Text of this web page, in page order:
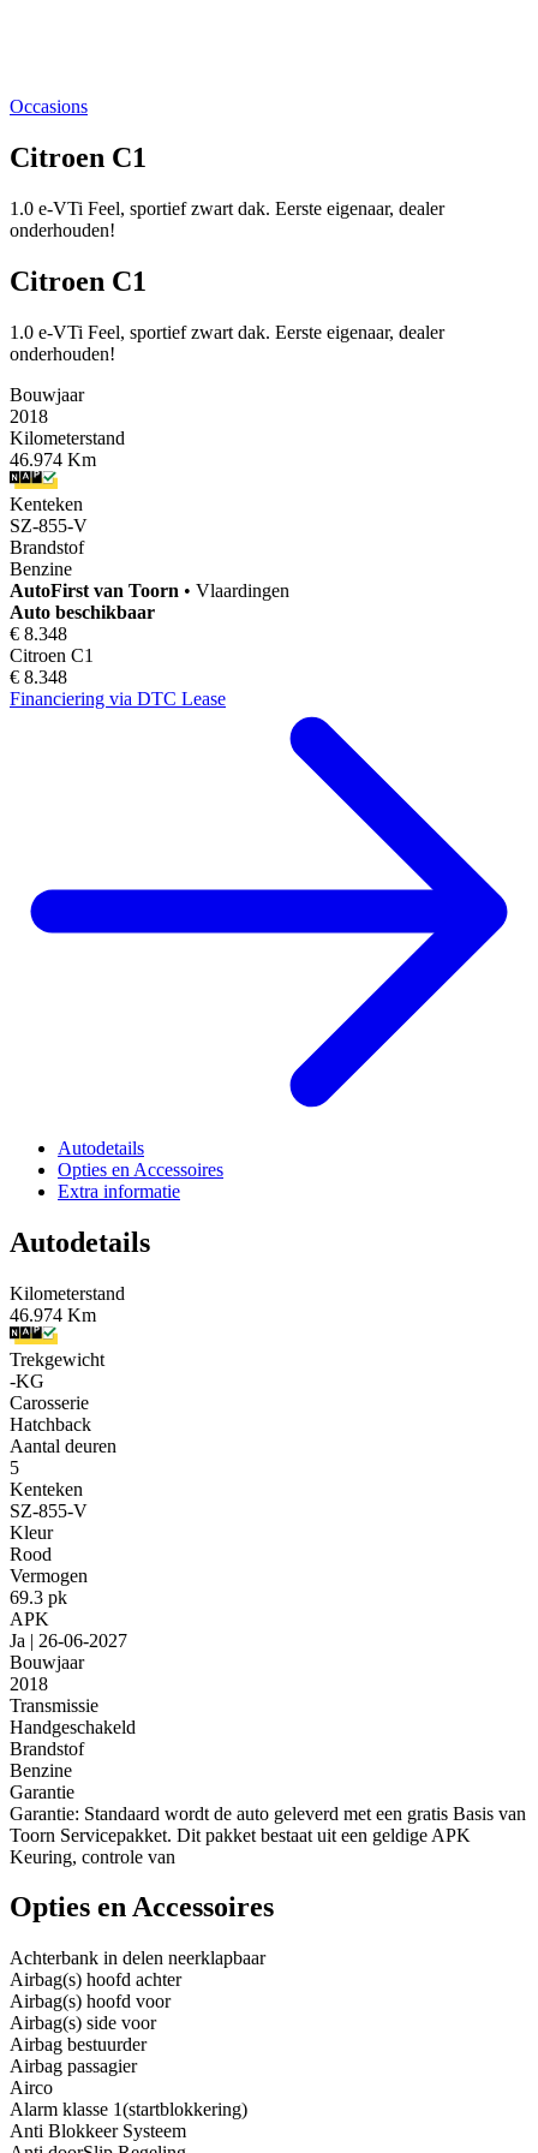
Occasions
Citroen C1
1.0 e-VTi Feel, sportief zwart dak. Eerste eigenaar, dealer
onderhouden!
Citroen C1
1.0 e-VTi Feel, sportief zwart dak. Eerste eigenaar, dealer
onderhouden!
Bouwjaar
2018
Kilometerstand
46.974 Km
Kenteken
SZ-855-V
Brandstof
Benzine
AutoFirst van Toorn • Vlaardingen
Auto beschikbaar
€ 8.348
Citroen C1
€ 8.348
Financiering via DTC Lease
Autodetails
Opties en Accessoires
Extra informatie
Autodetails
Kilometerstand
46.974 Km
Trekgewicht
-KG
Carosserie
Hatchback
Aantal deuren
5
Kenteken
SZ-855-V
Kleur
Rood
Vermogen
69.3 pk
APK
Ja | 26-06-2027
Bouwjaar
2018
Transmissie
Handgeschakeld
Brandstof
Benzine
Garantie
Garantie: Standaard wordt de auto geleverd met een gratis Basis van
Toorn Servicepakket. Dit pakket bestaat uit een geldige APK
Keuring, controle van
Opties en Accessoires
Achterbank in delen neerklapbaar
Airbag(s) hoofd achter
Airbag(s) hoofd voor
Airbag(s) side voor
Airbag bestuurder
Airbag passagier
Airco
Alarm klasse 1(startblokkering)
Anti Blokkeer Systeem